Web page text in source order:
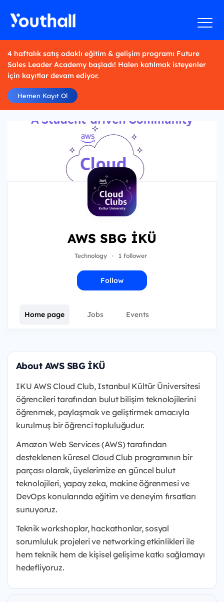
4 haftalık satış odaklı eğitim & gelişim programı Future
Sales Leader Academy başladı! Halen katılmak isteyenler
için kayıtlar devam ediyor.
Hemen Kayıt Ol
AWS SBG İKÜ
Technology · 1 follower
Follow
Home page Jobs Events
About AWS SBG İKÜ
IKU AWS Cloud Club, Istanbul Kültür Üniversitesi
öğrencileri tarafından bulut bilişim teknolojilerini
öğrenmek, paylaşmak ve geliştirmek amacıyla
kurulmuş bir öğrenci topluluğudur.
Amazon Web Services (AWS) tarafından
desteklenen küresel Cloud Club programının bir
parçası olarak, üyelerimize en güncel bulut
teknolojileri, yapay zeka, makine öğrenmesi ve
DevOps konularında eğitim ve deneyim fırsatları
sunuyoruz.
Teknik workshoplar, hackathonlar, sosyal
sorumluluk projeleri ve networking etkinlikleri ile
hem teknik hem de kişisel gelişime katkı sağlamayı
hedefliyoruz.